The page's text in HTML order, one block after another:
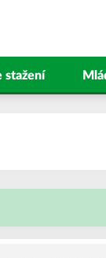
stažení